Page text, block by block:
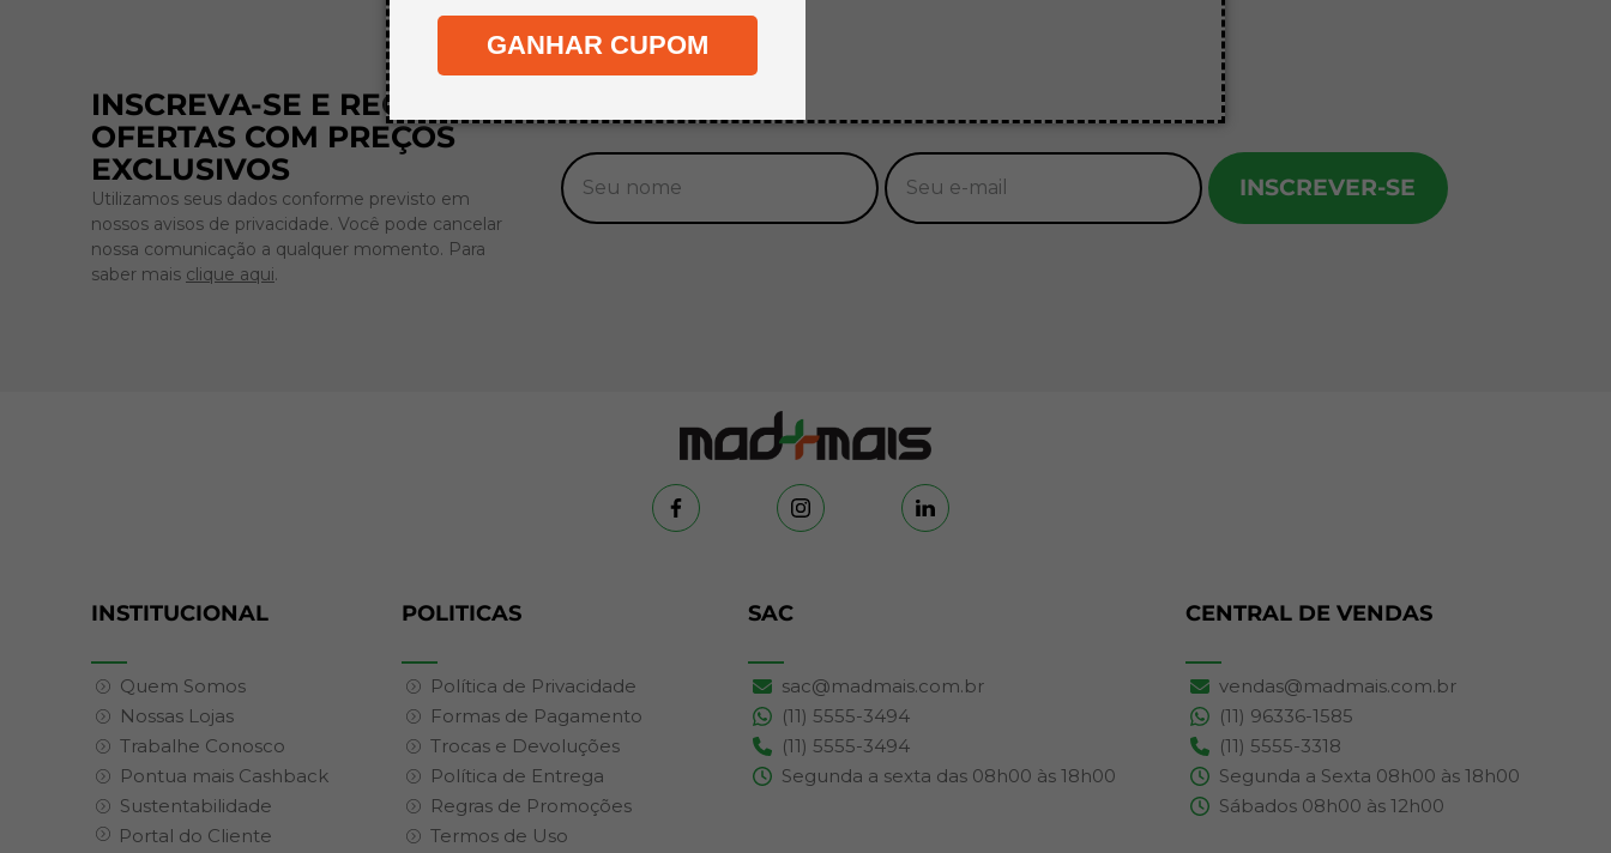
GANHAR CUPOM
INSCREVA-SE E RECEBA
OFERTAS COM PREÇOS
EXCLUSIVOS
Utilizamos seus dados conforme previsto em
nossos avisos de privacidade. Você pode cancelar
nossa comunicação a qualquer momento. Para
saber mais clique aqui.
INSCREVER-SE
INSTITUCIONAL
Quem Somos
Nossas Lojas
Trabalhe Conosco
Pontua mais Cashback
Sustentabilidade
Portal do Cliente
POLITICAS
Política de Privacidade
Formas de Pagamento
Trocas e Devoluções
Política de Entrega
Regras de Promoções
Termos de Uso
SAC
sac@madmais.com.br
(11) 5555-3494
(11) 5555-3494
Segunda a sexta das 08h00 às 18h00
CENTRAL DE VENDAS
vendas@madmais.com.br
(11) 96336-1585
(11) 5555-3318
Segunda a Sexta 08h00 às 18h00
Sábados 08h00 às 12h00